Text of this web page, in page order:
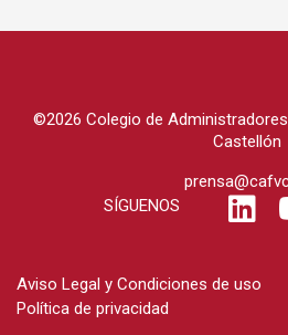
©2026 Colegio de
Castellón
SÍGUENOS
Aviso Legal y Condiciones de uso
Política de privacidad